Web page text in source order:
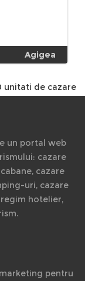
Agigea
unitati de cazare
un portal web
cazare
cazare
uri, cazare
hotelier,
pentru